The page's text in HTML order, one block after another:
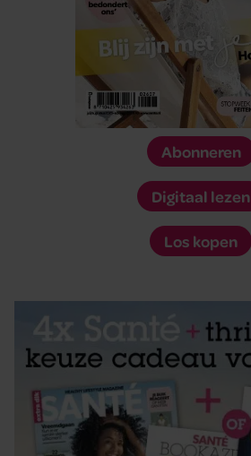
Abonneren
Digitaal lezen
Los kopen